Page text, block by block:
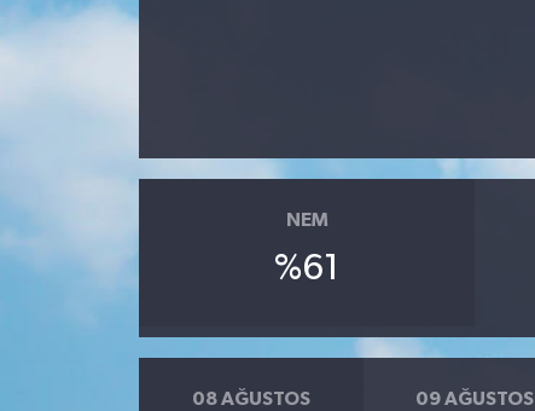
NEM
%61
08 AĞUSTOS 09 AĞUSTOS